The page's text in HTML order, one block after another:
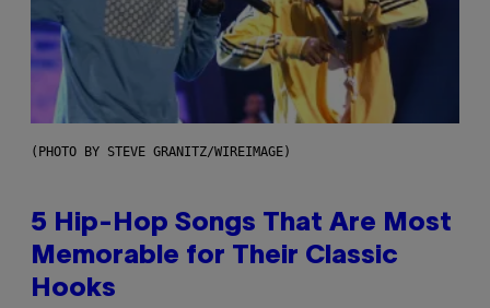
(PHOTO BY STEVE GRANITZ/WIREIMAGE)
5 Hip-Hop Songs That Are Most
Memorable for Their Classic
Hooks